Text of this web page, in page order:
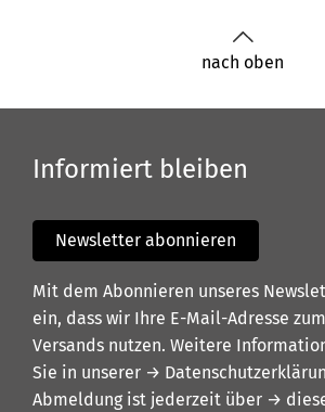
nach oben
Informiert bleiben
Newsletter abonnieren
Mit dem Abonnieren unseres
ein, dass wir Ihre E-Mail-Adresse
Versands nutzen. Weitere
Sie in unserer →
Abmeldung ist jederzeit über →